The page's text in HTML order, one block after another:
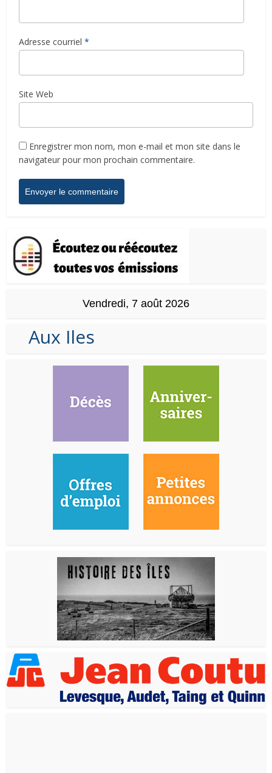
Adresse courriel *
Site Web
Enregistrer mon nom, mon e-mail et mon site dans le
navigateur pour mon prochain commentaire.
Vendredi, 7 août 2026
Aux Iles